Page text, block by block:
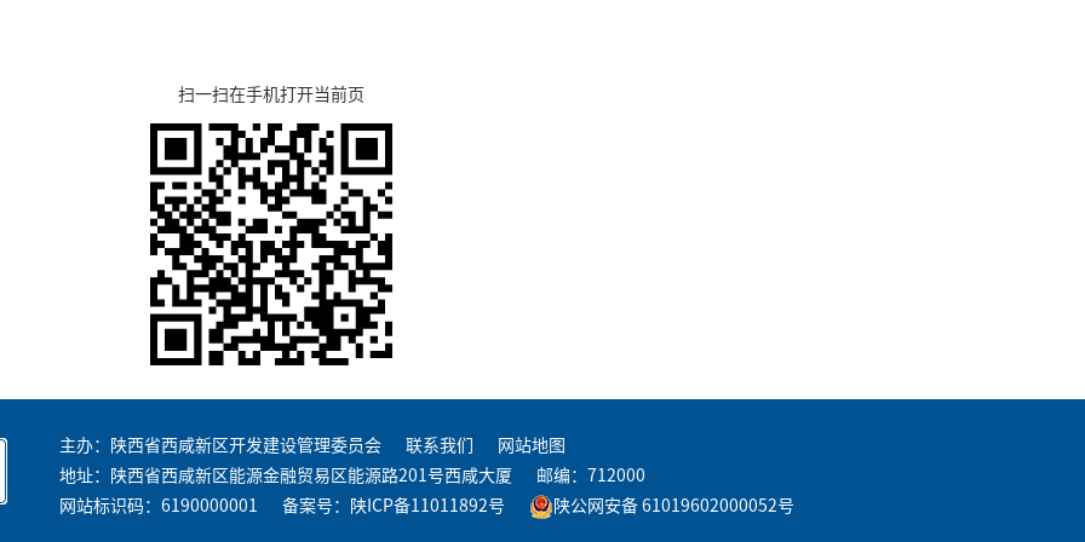
扫一扫在手机打开当前页
主办：陕西省西咸新区开发建设管理委员会 联系我们
网站地图
地址：陕西省西咸新区能源金融贸易区能源路201号西咸大厦
邮编：712000
网站标识码：6190000001
备案号： 陕ICP备11011892号 陕公网安备 61019602000052号